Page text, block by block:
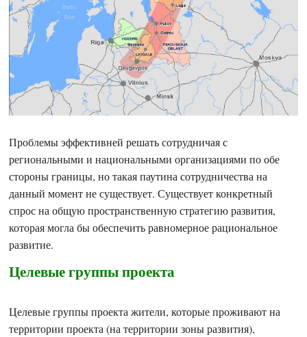
Проблемы эффективней решать сотрудничая с
региональными и национальными организациями по обе
стороны границы, но такая паутина сотрудничества на
данный момент не существует. Существует конкретный
спрос на общую пространственную стратегию развития,
которая могла бы обеспечить равномерное рациональное
развитие.
Целевые группы проекта
Целевые группы проекта жители, которые проживают на
территории проекта (на территории зоны развития),